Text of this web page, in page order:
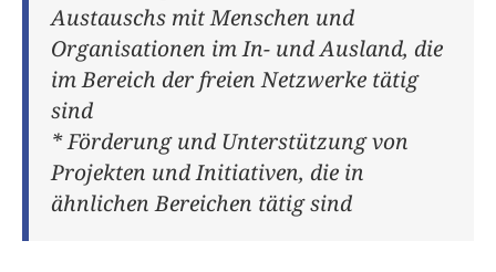
Austauschs mit Menschen und
Organisationen im In- und Ausland, die
im Bereich der freien Netzwerke tätig
sind
* Förderung und Unterstützung von
Projekten und Initiativen, die in
ähnlichen Bereichen tätig sind